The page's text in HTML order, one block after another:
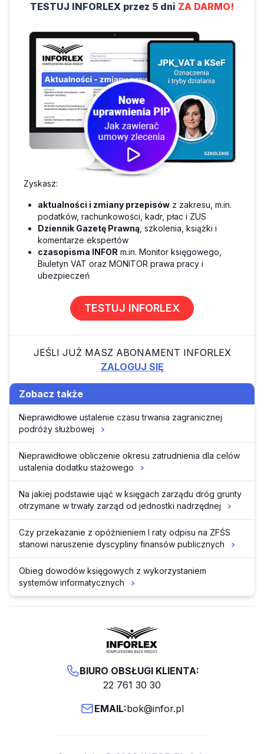
TESTUJ INFORLEX przez 5 dni ZA DARMO!
Zyskasz:
aktualności i zmiany przepisów z zakresu, m.in.
podatków, rachunkowości, kadr, płac i ZUS
Dziennik Gazetę Prawną , szkolenia, książki i
komentarze ekspertów
czasopisma INFOR m.in. Monitor księgowego,
Biuletyn VAT oraz MONITOR prawa pracy i
ubezpieczeń
TESTUJ INFORLEX
JEŚLI JUŻ MASZ ABONAMENT INFORLEX
ZALOGUJ SIĘ
Zobacz także
Nieprawidłowe ustalenie czasu trwania zagranicznej
podróży służbowej
Nieprawidłowe obliczenie okresu zatrudnienia dla celów
ustalenia dodatku stażowego
Na jakiej podstawie ująć w księgach zarządu dróg grunty
otrzymane w trwały zarząd od jednostki nadrzędnej
Czy przekazanie z opóźnieniem I raty odpisu na ZFŚS
stanowi naruszenie dyscypliny finansów publicznych
Obieg dowodów księgowych z wykorzystaniem
systemów informatycznych
BIURO OBSŁUGI KLIENTA:
22 761 30 30
EMAIL:bok@infor.pl